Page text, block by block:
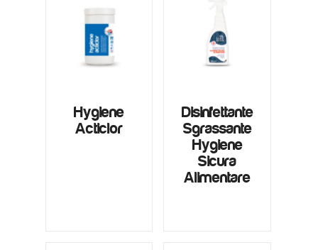
Hygiene
Acticlor
Disinfettante
Sgrassante
Hygiene
Sicura
Alimentare